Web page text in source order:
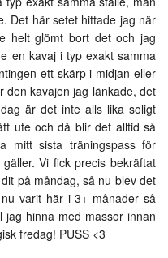
Det här setet hittade jag när
helt glömt bort det och jag
en kavaj i typ exakt samma
ett skärp i midjan eller
den kavajen jag länkade, det
är det inte alls lika soligt
ute och då blir det alltid så
mitt sista träningspass för
Vi fick precis bekräftat
på måndag, så nu blev det
varit här i 3+ månader så
hinna med massor innan
fredag! PUSS <3